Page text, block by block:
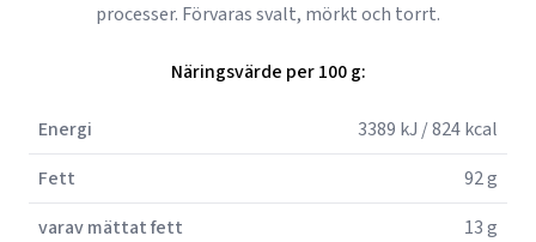
processer. Förvaras svalt, mörkt och torrt.
Näringsvärde per 100 g:
Energi
3389 kJ / 824 kcal
Fett
92 g
varav mättat fett
13 g